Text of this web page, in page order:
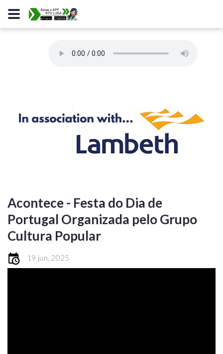
Acontece - Festa do Dia de
Portugal Organizada pelo Grupo
Cultura Popular
19 jun, 2025